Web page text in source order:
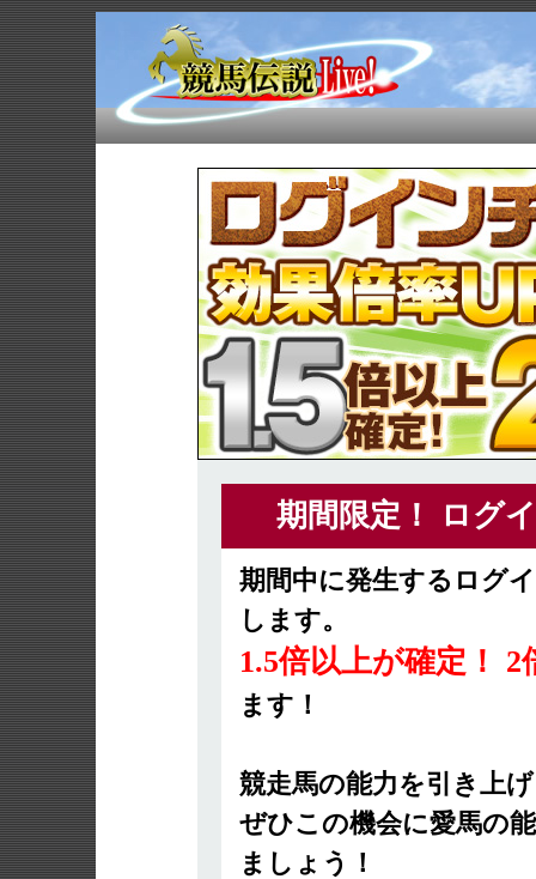
期間限定！ ログ
期間中に発生するログ
します。
1.5倍以上が確定！
ます！
競走馬の能力を引き上
ぜひこの機会に愛馬の
ましょう！